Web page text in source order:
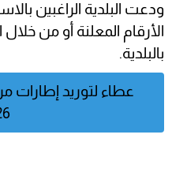
ودعت البلدية الراغبين
الأرقام المعلنة أو من خلال
بالبلدية.
عطاء لتوريد إطارات